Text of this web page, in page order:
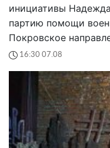
инициативы
партию помощи
Покровское
16:30 07.08